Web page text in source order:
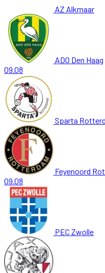
AZ Alkmaar
ADO Den Haag
09.08
Sparta
Feyenoord
09.08
PEC Zwolle